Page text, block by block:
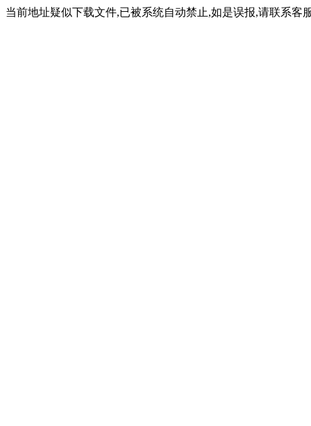
当前地址疑似下载文件,已被系统自动禁止,如是误报,请联系客